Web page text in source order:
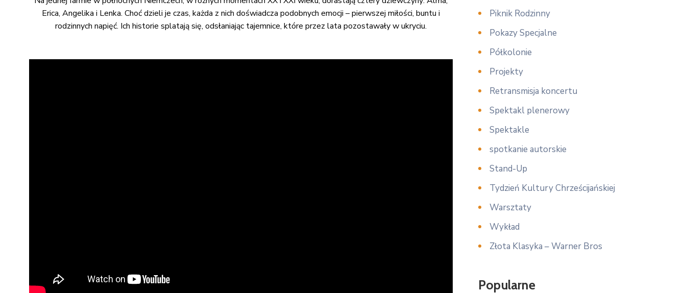
Erica, Angelika i Lenka. Choć dzieli je czas, każda z nich doświadcza podobnych emocji – pierwszej miłości, buntu i
rodzinnych napięć. Ich historie splatają się, odsłaniając tajemnice, które przez lata pozostawały w ukryciu.
Piknik Rodzinny
Pokazy Specjalne
Półkolonie
Projekty
Retransmisja koncertu
Spektakl plenerowy
Spektakle
spotkanie autorskie
Stand-Up
Tydzień Kultury Chrześcijańskiej
Warsztaty
Wykład
Złota Klasyka – Warner Bros
Popularne